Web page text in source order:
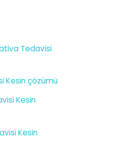
Tedavisi
Kesin çözümü
Kesin
Kesin